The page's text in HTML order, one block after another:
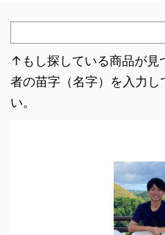
↑もし探している商品が見
者の苗字（名字）を入力し
い。